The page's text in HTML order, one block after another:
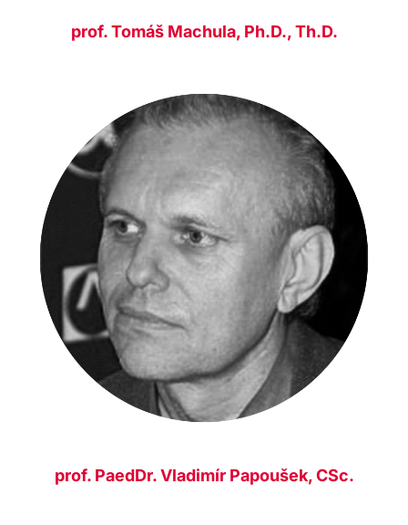
prof. Tomáš Machula, Ph.D., Th.D.
prof. PaedDr. Vladimír Papoušek, CSc.